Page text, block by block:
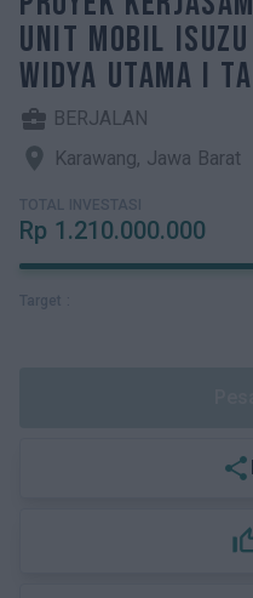
UNIT MOBIL
WIDYA UTAMA I
business_center BERJALAN
Karawang, Jawa Barat
TOTAL INVESTASI
Rp 1.210.000.000
Target :
share